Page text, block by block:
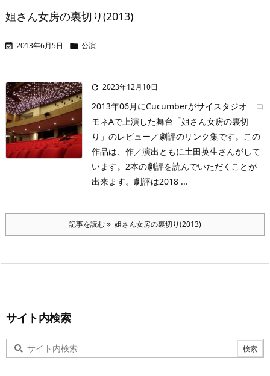
姐さん女房の裏切り(2013)
 2013年6月5日  公演
 2023年12月10日
2013年06月にCucumberがサイスタジオ コ
モネAで上演した舞台「姐さん女房の裏切
り」のレビュー／劇評のリンク集です。この
作品は、作／演出ともに土田英生さんがして
います。2本の劇評を読んでいただくことが
出来ます。劇評は2018 ...
記事を読む 姐さん女房の裏切り(2013)
サイト内検索